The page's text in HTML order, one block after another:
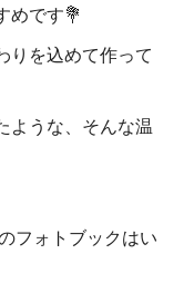
めです💐
りを込めて作って
ような、そんな温
フォトブックはい